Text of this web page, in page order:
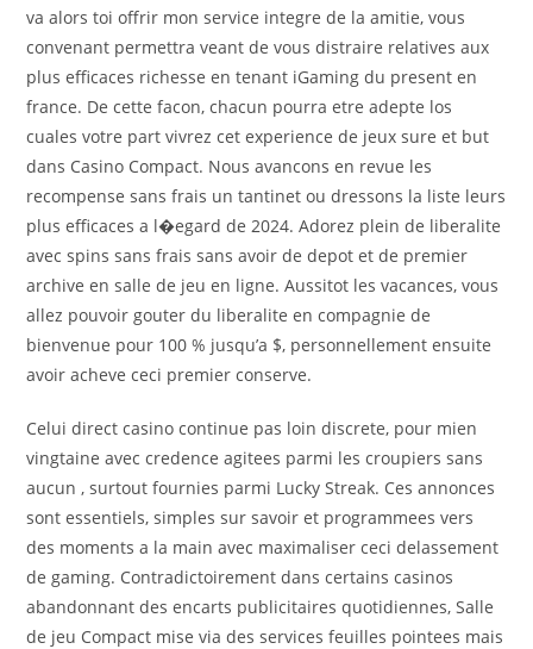
va alors toi offrir mon service integre de la amitie, vous
convenant permettra veant de vous distraire relatives aux
plus efficaces richesse en tenant iGaming du present en
france. De cette facon, chacun pourra etre adepte los
cuales votre part vivrez cet experience de jeux sure et but
dans Casino Compact. Nous avancons en revue les
recompense sans frais un tantinet ou dressons la liste leurs
plus efficaces a l�egard de 2024. Adorez plein de liberalite
avec spins sans frais sans avoir de depot et de premier
archive en salle de jeu en ligne. Aussitot les vacances, vous
allez pouvoir gouter du liberalite en compagnie de
bienvenue pour 100 % jusqu’a $, personnellement ensuite
avoir acheve ceci premier conserve.
Celui direct casino continue pas loin discrete, pour mien
vingtaine avec credence agitees parmi les croupiers sans
aucun , surtout fournies parmi Lucky Streak. Ces annonces
sont essentiels, simples sur savoir et programmees vers
des moments a la main avec maximaliser ceci delassement
de gaming. Contradictoirement dans certains casinos
abandonnant des encarts publicitaires quotidiennes, Salle
de jeu Compact mise via des services feuilles pointees mais